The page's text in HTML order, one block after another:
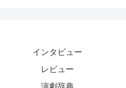
インタビュー
レビュー
演劇辞典